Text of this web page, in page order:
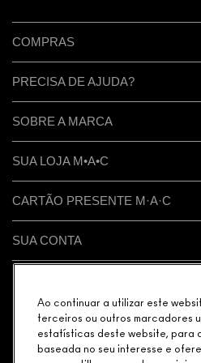
COMPRAS
PRECISA DE AJUDA?
SOBRE A MARCA
SUA LOJA M•A•C
CARTÃO PRESENTE M·A·C
SUA CONTA
Ao continuar a utilizar este
terceiros ou outros marcadores
estatísticas deste website, para
baseada no seu interesse e